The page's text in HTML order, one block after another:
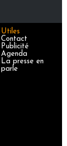
Utiles
Contact
Publicité
Agenda
La presse en
parle